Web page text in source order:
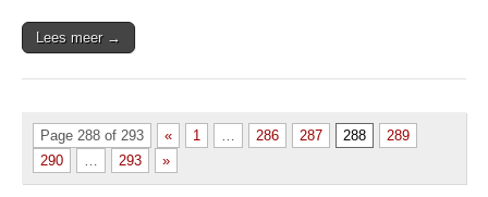
Lees meer →
Page 288 of 293 « 1 286 287 288
289
290
293 »